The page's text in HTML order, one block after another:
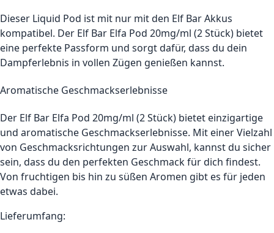
Dieser Liquid Pod ist mit nur mit den Elf Bar Akkus
kompatibel. Der Elf Bar Elfa Pod 20mg/ml (2 Stück) bietet
eine perfekte Passform und sorgt dafür, dass du dein
Dampferlebnis in vollen Zügen genießen kannst.
Aromatische Geschmackserlebnisse
Der Elf Bar Elfa Pod 20mg/ml (2 Stück) bietet einzigartige
und aromatische Geschmackserlebnisse. Mit einer Vielzahl
von Geschmacksrichtungen zur Auswahl, kannst du sicher
sein, dass du den perfekten Geschmack für dich findest.
Von fruchtigen bis hin zu süßen Aromen gibt es für jeden
etwas dabei.
Lieferumfang: